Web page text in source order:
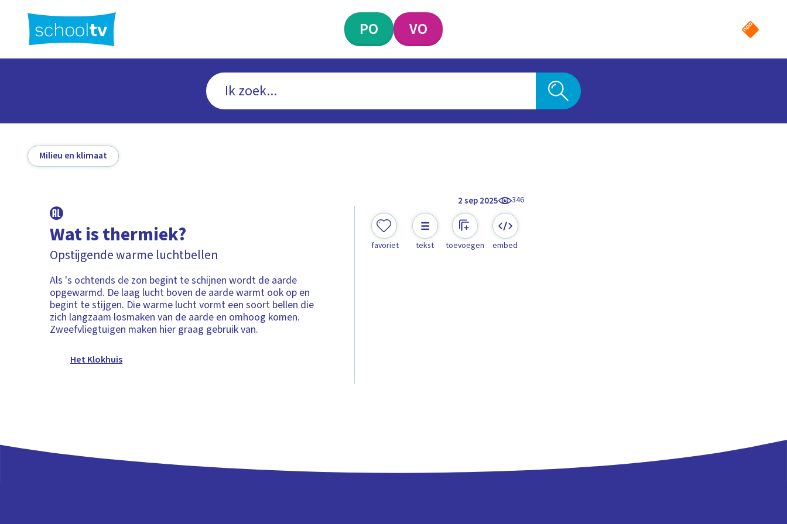
hoofdinhoud
PO VO
Milieu en klimaat
2 sep 2025 346
Wat is thermiek?
Opstijgende warme luchtbellen
Als 's ochtends de zon begint te schijnen wordt de aarde
opgewarmd. De laag lucht boven de aarde warmt ook op en
begint te stijgen. Die warme lucht vormt een soort bellen die
zich langzaam losmaken van de aarde en omhoog komen.
Zweefvliegtuigen maken hier graag gebruik van.
Het Klokhuis
favoriet tekst toevoegen embed